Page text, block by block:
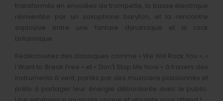
transformés en envolées de trompette, la basse électrique
réinventée par un saxophone baryton, et la rencontre
explosive entre une fanfare dynamique et le rock
britannique.
Redécouvrez des classiques comme « We Will Rock You », «
I Want to Break Free » et « Don't Stop Me Now » à travers des
instruments à vent, portés par des musiciens passionnés et
prêts à partager leur énergie débordante avec le public.